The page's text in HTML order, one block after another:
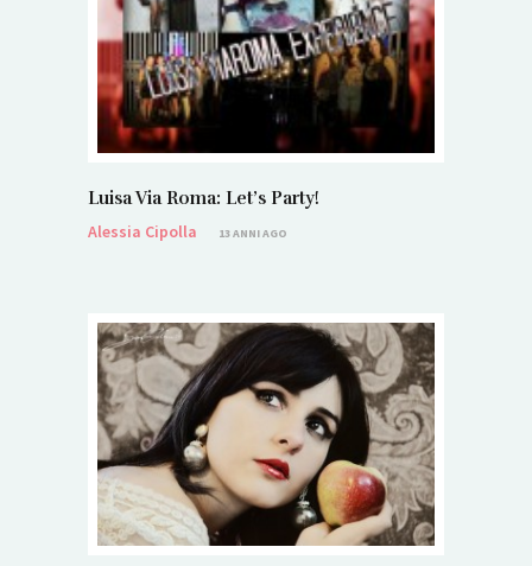
Luisa Via Roma: Let’s Party!
Alessia Cipolla
13 ANNI AGO